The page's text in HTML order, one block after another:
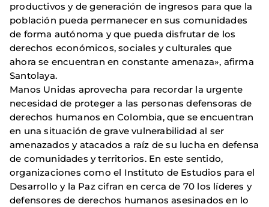
productivos y de generación de ingresos para que la
población pueda permanecer en sus comunidades
de forma autónoma y que pueda disfrutar de los
derechos económicos, sociales y culturales que
ahora se encuentran en constante amenaza», afirma
Santolaya.
Manos Unidas aprovecha para recordar la urgente
necesidad de proteger a las personas defensoras de
derechos humanos en Colombia, que se encuentran
en una situación de grave vulnerabilidad al ser
amenazados y atacados a raíz de su lucha en defensa
de comunidades y territorios. En este sentido,
organizaciones como el Instituto de Estudios para el
Desarrollo y la Paz cifran en cerca de 70 los líderes y
defensores de derechos humanos asesinados en lo